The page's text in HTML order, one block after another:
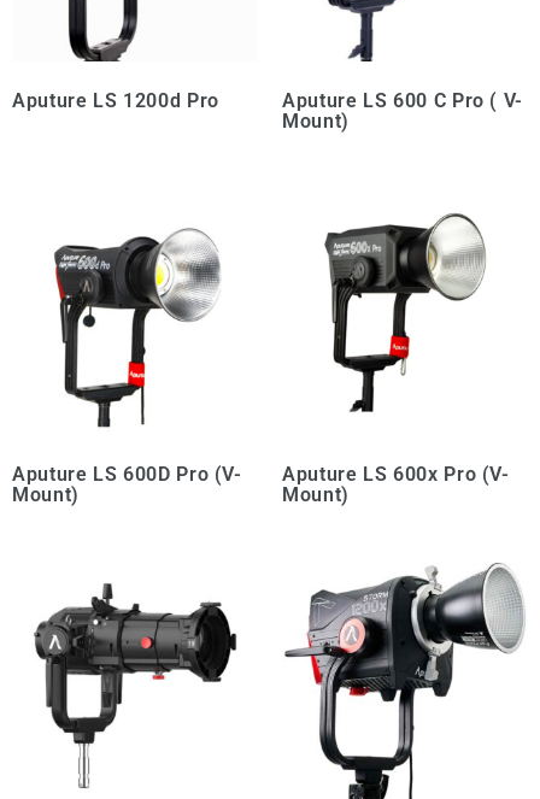
Aputure LS 1200d Pro
Aputure LS 600 C Pro ( V-
Mount)
Aputure LS 600D Pro (V-
Mount)
Aputure LS 600x Pro (V-
Mount)